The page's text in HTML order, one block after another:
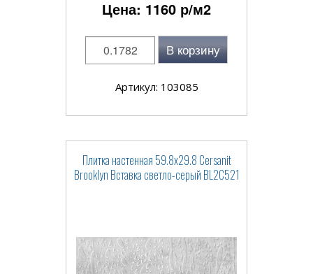
Цена: 1160 р/м2
В корзину
Артикул: 103085
Плитка настенная 59.8x29.8 Cersanit
Brooklyn Вставка светло-серый BL2С521